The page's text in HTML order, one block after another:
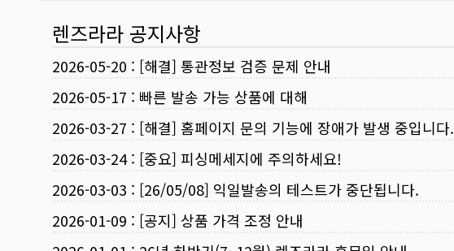
렌즈라라 공지사항
2026-05-20 : [해결] 통관정보 검증 문제 안내
2026-05-17 : 빠른 발송 가능 상품에 대해
2026-03-27 : [해결] 홈페이지 문의 기능에 장애가 발생 중입니다.
2026-03-24: [중요] 피싱메세지에 주의하세요!
2026-03-03 : [26/05/08] 익일발송의 테스트가 중단됩니다.
2026-01-09 : [공지] 상품 가격 조정 안내